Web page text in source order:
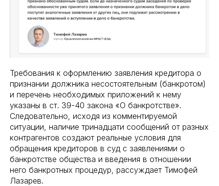
Требования к оформлению заявления кредитора о
признании должника несостоятельным (банкротом)
и перечень необходимых приложений к нему
указаны в ст. 39-40 закона «О банкротстве».
Следовательно, исходя из комментируемой
ситуации, наличие тринадцати сообщений от разных
контрагентов создают реальные условия для
обращения кредиторов в суд с заявлениями о
банкротстве общества и введения в отношении
него банкротных процедур, рассуждает Тимофей
Лазарев.